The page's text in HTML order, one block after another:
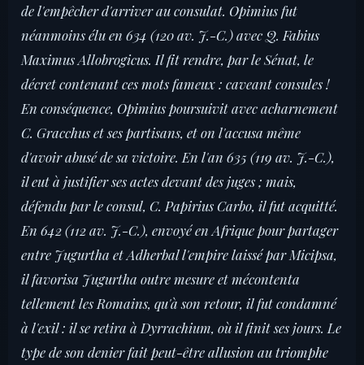
de l'empêcher d'arriver au consulat. Opimius fut
néanmoins élu en 634 (120 av. J.-C.) avec Q. Fabius
Maximus Allobrogicus. Il fit rendre, par le Sénat, le
décret contenant ces mots fameux : caveant consules !
En conséquence, Opimius poursuivit avec acharnement
C. Gracchus et ses partisans, et on l'accusa même
d'avoir abusé de sa victoire. En l'an 635 (119 av. J.-C.),
il eut à justifier ses actes devant des juges ; mais,
défendu par le consul, C. Papirius Carbo, il fut acquitté.
En 642 (112 av. J.-C.), envoyé en Afrique pour partager
entre Jugurtha et Adherbal l'empire laissé par Micipsa,
il favorisa Jugurtha outre mesure et mécontenta
tellement les Romains, qu'à son retour, il fut condamné
à l'exil : il se retira à Dyrrachium, où il finit ses jours. Le
type de son denier fait peut-être allusion au triomphe